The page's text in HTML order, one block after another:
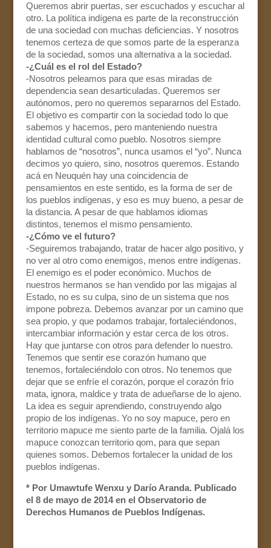
Queremos abrir puertas, ser escuchados y escuchar al
otro. La política indígena es parte de la reconstrucción
de una sociedad con muchas deficiencias. Y nosotros
tenemos certeza de que somos parte de la esperanza
de la sociedad, somos una alternativa a la sociedad.
-¿Cuál es el rol del Estado?
-Nosotros peleamos para que esas miradas de
dependencia sean desarticuladas. Queremos ser
autónomos, pero no queremos separarnos del Estado.
El objetivo es compartir con la sociedad todo lo que
sabemos y hacemos, pero manteniendo nuestra
identidad cultural como pueblo. Nosotros siempre
hablamos de “nosotros”, nunca usamos el “yo”. Nunca
decimos yo quiero, sino, nosotros queremos. Estando
acá en Neuquén hay una coincidencia de
pensamientos en este sentido, es la forma de ser de
los pueblos indígenas, y eso es muy bueno, a pesar de
la distancia. A pesar de que hablamos idiomas
distintos, tenemos el mismo pensamiento.
-¿Cómo ve el futuro?
-Seguiremos trabajando, tratar de hacer algo positivo, y
no ver al otro como enemigos, menos entre indígenas.
El enemigo es el poder económico. Muchos de
nuestros hermanos se han vendido por las migajas al
Estado, no es su culpa, sino de un sistema que nos
impone pobreza. Debemos avanzar por un camino que
sea propio, y que podamos trabajar, fortaleciéndonos,
intercambiar información y estar cerca de los otros.
Hay que juntarse con otros para defender lo nuestro.
Tenemos que sentir ese corazón humano que
tenemos, fortaleciéndolo con otros. No tenemos que
dejar que se enfríe el corazón, porque el corazón frío
mata, ignora, maldice y trata de adueñarse de lo ajeno.
La idea es seguir aprendiendo, construyendo algo
propio de los indígenas. Yo no soy mapuce, pero en
territorio mapuce me siento parte de la familia. Ojalá los
mapuce conozcan territorio qom, para que sepan
quienes somos. Debemos fortalecer la unidad de los
pueblos indígenas.
* Por Umawtufe Wenxu y Darío Aranda. Publicado
el 8 de mayo de 2014 en el Observatorio de
Derechos Humanos de Pueblos Indígenas.